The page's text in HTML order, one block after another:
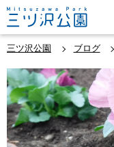
三ツ沢公園 ブログ